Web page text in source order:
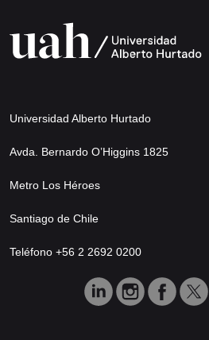
Universidad Alberto Hurtado
Avda. Bernardo O’Higgins 1825
Metro Los Héroes
Santiago de Chile
Teléfono +56 2 2692 0200